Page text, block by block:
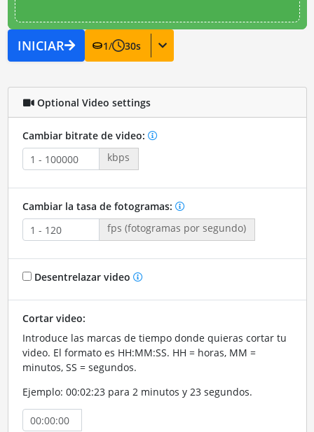
INICIAR 1/ 30s
Optional Video settings
Cambiar bitrate de video:
kbps
Cambiar la tasa de fotogramas:
fps (fotogramas por segundo)
Desentrelazar video
Cortar video:
Introduce las marcas de tiempo donde quieras cortar tu
video. El formato es HH:MM:SS. HH = horas, MM =
minutos, SS = segundos.
Ejemplo: 00:02:23 para 2 minutos y 23 segundos.